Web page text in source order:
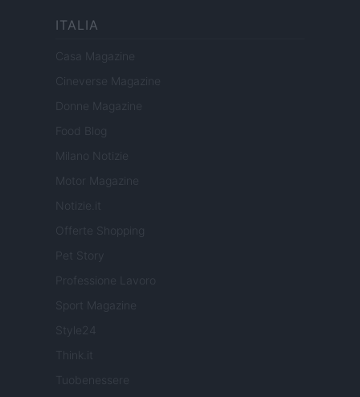
ITALIA
Casa Magazine
Cineverse Magazine
Donne Magazine
Food Blog
Milano Notizie
Motor Magazine
Notizie.it
Offerte Shopping
Professione Lavoro
Sport Magazine
Style24
Think.it
Tuobenessere